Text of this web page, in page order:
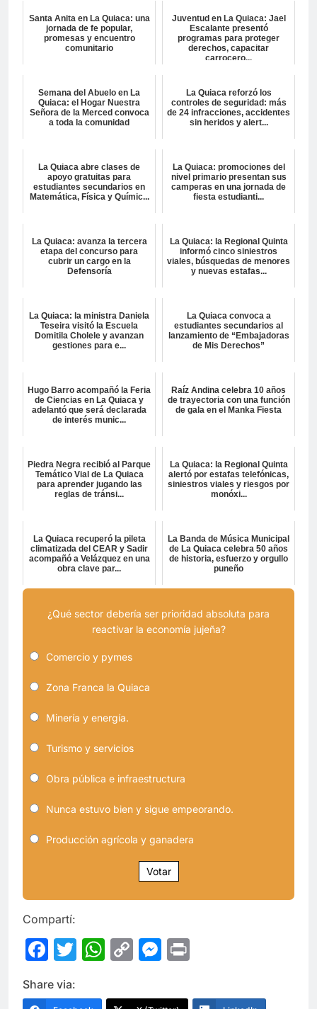
Santa Anita en La Quiaca: una
jornada de fe popular,
promesas y encuentro
comunitario
Juventud en La Quiaca: Jael
Escalante presentó
programas para proteger
derechos, capacitar
carrocero...
Semana del Abuelo en La
Quiaca: el Hogar Nuestra
Señora de la Merced convoca
a toda la comunidad
La Quiaca reforzó los
controles de seguridad: más
de 24 infracciones, accidentes
sin heridos y alert...
La Quiaca abre clases de
apoyo gratuitas para
estudiantes secundarios en
Matemática, Física y Químic...
La Quiaca: promociones del
nivel primario presentan sus
camperas en una jornada de
fiesta estudianti...
La Quiaca: avanza la tercera
etapa del concurso para
cubrir un cargo en la
Defensoría
La Quiaca: la Regional Quinta
informó cinco siniestros
viales, búsquedas de menores
y nuevas estafas...
La Quiaca: la ministra Daniela
Teseira visitó la Escuela
Domitila Cholele y avanzan
gestiones para e...
La Quiaca convoca a
estudiantes secundarios al
lanzamiento de “Embajadoras
de Mis Derechos”
Hugo Barro acompañó la Feria
de Ciencias en La Quiaca y
adelantó que será declarada
de interés munic...
Raíz Andina celebra 10 años
de trayectoria con una función
de gala en el Manka Fiesta
Piedra Negra recibió al Parque
Temático Vial de La Quiaca
para aprender jugando las
reglas de tránsi...
La Quiaca: la Regional Quinta
alertó por estafas telefónicas,
siniestros viales y riesgos por
monóxi...
La Quiaca recuperó la pileta
climatizada del CEAR y Sadir
acompañó a Velázquez en una
obra clave par...
La Banda de Música Municipal
de La Quiaca celebra 50 años
de historia, esfuerzo y orgullo
puneño
¿Qué sector debería ser prioridad absoluta para
reactivar la economía jujeña?
Comercio y pymes
Zona Franca la Quiaca
Minería y energía.
Turismo y servicios
Obra pública e infraestructura
Nunca estuvo bien y sigue empeorando.
Producción agrícola y ganadera
Votar
Compartí:
Facebook
Twitter
WhatsApp
CopyMessenger
Share via: